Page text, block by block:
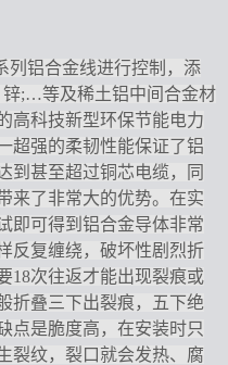
列铝合金线进行控制，添
锌;…等及稀土铝中间合金材
高科技新型环保节能电力
超强的柔韧性能保证了铝
到甚至超过铜芯电缆，同
来了非常大的优势。在实
即可得到铝合金导体非常
反复缠绕，破坏性剧烈折
18次往返才能出现裂痕或
折叠三下出裂痕，五下绝
点是脆度高，在安装时只
裂纹，裂口就会发热、腐